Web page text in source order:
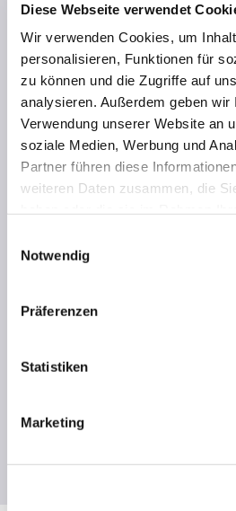
Diese Webseite verwendet
Wir verwenden Cookies, um
personalisieren, Funktionen für
zu können und die Zugriffe auf
analysieren. Außerdem geben
Verwendung unserer Website an
soziale Medien, Werbung und
Partner führen diese
weiteren Daten zusammen, die
Notwendig
Präferenzen
Statistiken
Marketing
Ich akzeptiere die